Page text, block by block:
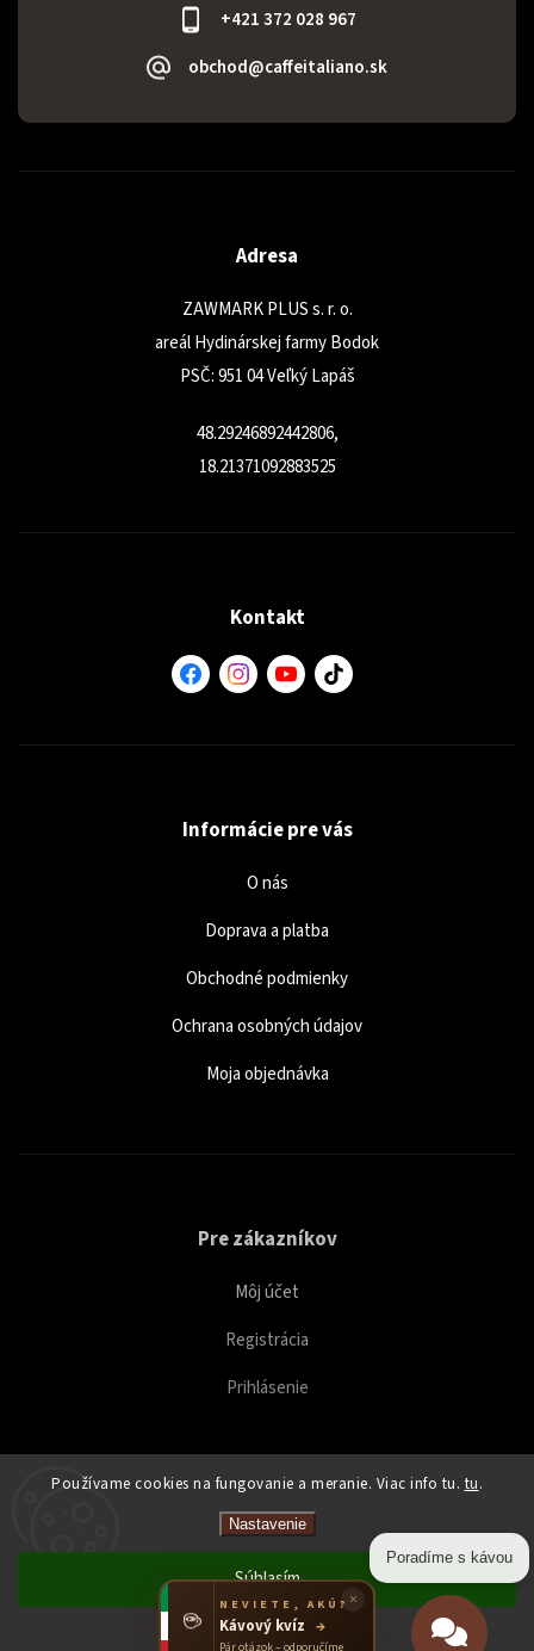
Používame cookies na fungovanie a meranie. Viac info tu. tu.
Nastavenie
Odmietnuť
Súhlasím
+421 372 028 967
obchod@caffeitaliano.sk
Adresa
ZAWMARK PLUS s. r. o.
areál Hydinárskej farmy Bodok
PSČ: 951 04 Veľký Lapáš
48.29246892442806,
18.21371092883525
Kontakt
Informácie pre vás
O nás
Doprava a platba
Obchodné podmienky
Ochrana osobných údajov
Moja objednávka
Pre zákazníkov
Môj účet
Registrácia
Prihlásenie
Caffeitaliano. Všetky práva vyhradené.
Upraviť nastavenie cookies
Poradíme s kávou
×
☕ NEVIETE, AKÚ?
Kávový kvíz →
Pár otázok – odporučíme